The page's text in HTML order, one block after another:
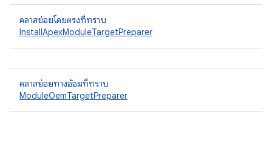
คลาสย่อยโดยตรงที่ทราบ
InstallApexModuleTargetPreparer
คลาสย่อยทางอ้อมที่ทราบ
ModuleOemTargetPreparer